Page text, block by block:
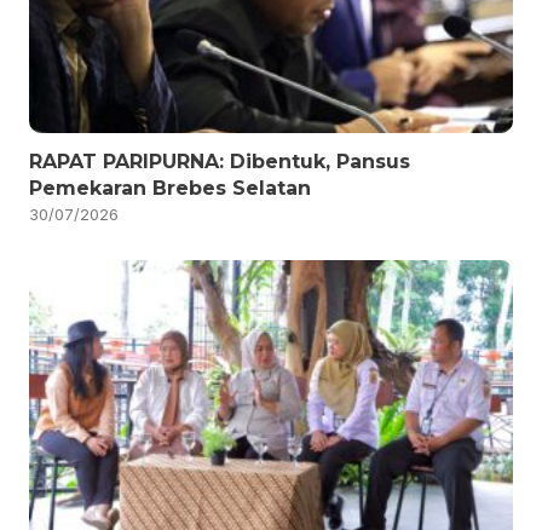
RAPAT PARIPURNA: Dibentuk, Pansus
Pemekaran Brebes Selatan
30/07/2026